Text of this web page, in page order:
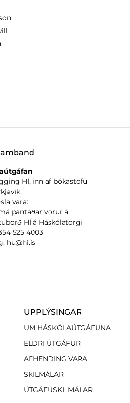
HÍ, inn af bókastofu
vara:
pantaðar vörur á
HÍ á Háskólatorgi
525 4003
hu@hi.is
UPPLÝSINGAR
UM HÁSKÓLAÚTGÁFUNA
ELDRI ÚTGÁFUR
AFHENDING VARA
SKILMÁLAR
ÚTGÁFUSKILMÁLAR